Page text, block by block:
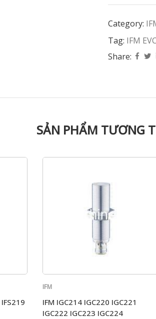
Category:
Tag: IFM
Share:
SẢN PHẨM TƯƠNG
IFM
IFM IGC214 IGC220 IGC221
IGC222 IGC223 IGC224